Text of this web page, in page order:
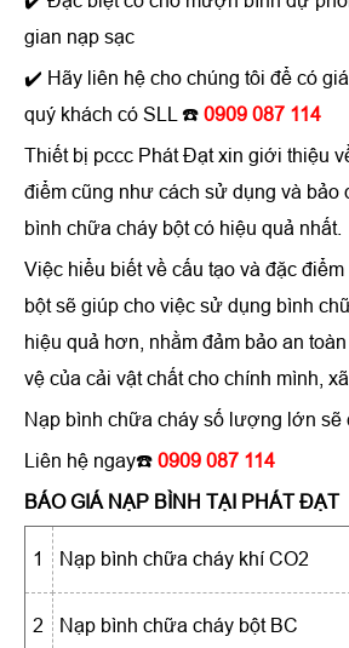
gian nạp sạc
✔️ Hãy liên hệ cho chúng tôi để có
quý khách có SLL ☎️ 0909 087 114
Thiết bị pccc Phát Đạt xin giới thiệu
điểm cũng như cách sử dụng và bảo
bình chữa cháy bột có hiệu quả nhất.
Việc hiểu biết về cấu tạo và đặc
bột sẽ giúp cho việc sử dụng bình
hiệu quả hơn, nhằm đảm bảo an
vệ của cải vật chất cho chính mình, xã
Nạp bình chữa cháy số lượng lớn sẽ
Liên hệ ngay☎️ 0909 087 114
BÁO GIÁ NẠP BÌNH TẠI PHÁT ĐẠT
1 Nạp bình chữa cháy khí CO2
2 Nạp bình chữa cháy bột BC